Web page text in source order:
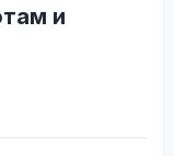
и